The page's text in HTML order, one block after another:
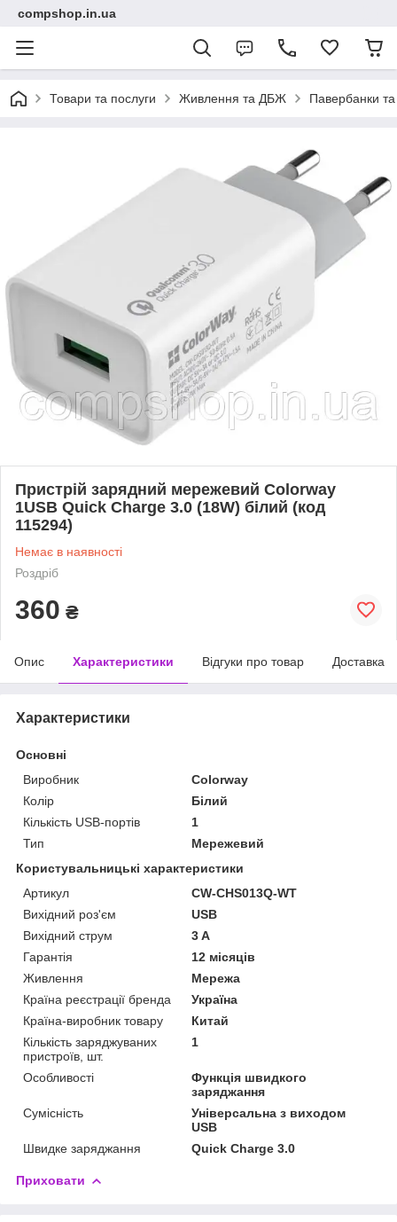
compshop.in.ua
Товари та послуги Живлення та ДБЖ Павербанки та
Пристрій зарядний мережевий Colorway
1USB Quick Charge 3.0 (18W) білий (код
115294)
Немає в наявності
Роздріб
360 ₴
Опис Характеристики Відгуки про товар Доставка
Характеристики
Основні
Виробник
Colorway
Колір
Білий
Кількість USB-портів
1
Тип
Мережевий
Користувальницькі характеристики
Артикул
CW-CHS013Q-WT
Вихідний роз'єм
USB
Вихідний струм
3 A
Гарантія
12 місяців
Живлення
Мережа
Країна реєстрації бренда
Україна
Країна-виробник товару
Китай
Кількість заряджуваних
пристроїв, шт.
1
Особливості
Функція швидкого
заряджання
Сумісність
Універсальна з виходом
USB
Швидке заряджання
Quick Charge 3.0
Приховати